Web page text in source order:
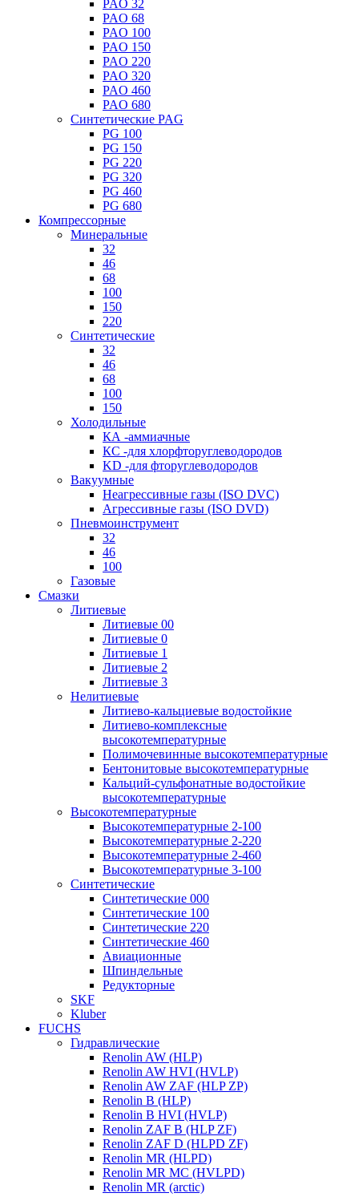
PAO 32
PAO 68
PAO 100
PAO 150
PAO 220
PAO 320
PAO 460
PAO 680
Синтетические PAG
PG 100
PG 150
PG 220
PG 320
PG 460
PG 680
Компрессорные
Минеральные
32
46
68
100
150
220
Синтетические
32
46
68
100
150
Холодильные
КА -аммиачные
КС -для хлорфторуглеводородов
KD -для фторуглеводородов
Вакуумные
Неагрессивные газы (ISO DVC)
Агрессивные газы (ISO DVD)
Пневмоинструмент
32
46
100
Газовые
Смазки
Литиевые
Литиевые 00
Литиевые 0
Литиевые 1
Литиевые 2
Литиевые 3
Нелитиевые
Литиево-кальциевые водостойкие
Литиево-комплексные
высокотемпературные
Полимочевинные высокотемпературные
Бентонитовые высокотемпературные
Кальций-сульфонатные водостойкие
высокотемпературные
Высокотемпературные
Высокотемпературные 2-100
Высокотемпературные 2-220
Высокотемпературные 2-460
Высокотемпературные 3-100
Синтетические
Синтетические 000
Синтетические 100
Синтетические 220
Синтетические 460
Авиационные
Шпиндельные
Редукторные
SKF
Kluber
FUCHS
Гидравлические
Renolin AW (HLP)
Renolin AW HVI (HVLP)
Renolin AW ZAF (HLP ZP)
Renolin B (HLP)
Renolin B HVI (HVLP)
Renolin ZAF B (HLP ZF)
Renolin ZAF D (HLPD ZF)
Renolin MR (HLPD)
Renolin MR MC (HVLPD)
Renolin MR (arctic)